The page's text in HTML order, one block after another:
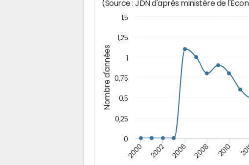
Nombre d'années
(Source : JDN d'après ministère de
2000 2002 2006 2008 2010
0
0,25
0,5
0,75
1
1,25
1,5